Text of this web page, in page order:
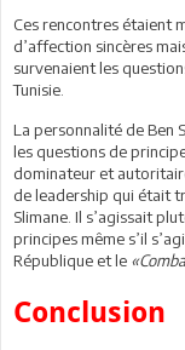
Ces rencontres étaient
d’affection sincères
survenaient les
Tunisie.
La personnalité de Ben
les questions de
dominateur et
de leadership qui était
Slimane. Il s’agissait
principes même s’il
République et le
Conclusion